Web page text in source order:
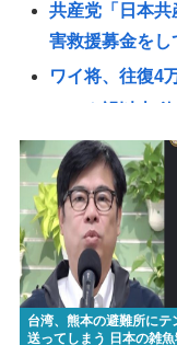
共産党「日本共
害救援募金をし
ワイ将、往復4
1%の基本方針
2位『イオン』
しいと思うス
【ＬＰＧ】「イ
た液化石油ガス
ス供給設備の点
【画像】広島市
台湾、熊本の避難所にテ
送ってしまう 日本の雑